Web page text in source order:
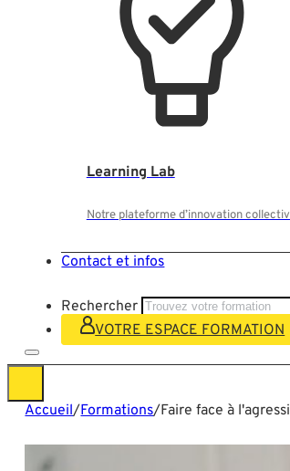
Learning Lab
Notre plateforme d’innovation
Contact et infos
Rechercher
VOTRE ESPACE FORMATION
Accueil/Formations/Faire face à